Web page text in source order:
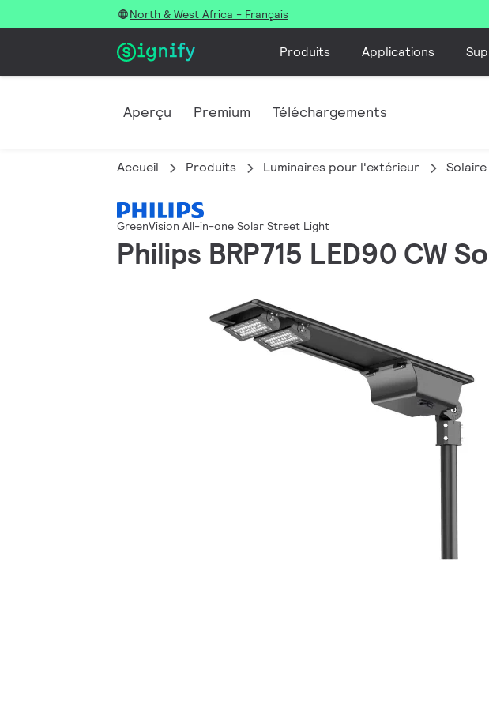
North & West Africa - Français
Produits Applications
Aperçu Premium Téléchargements
Accueil Produits Luminaires pour l'extérieur Solaire
GreenVision All-in-one Solar Street Light
Philips BRP715 LED90 CW